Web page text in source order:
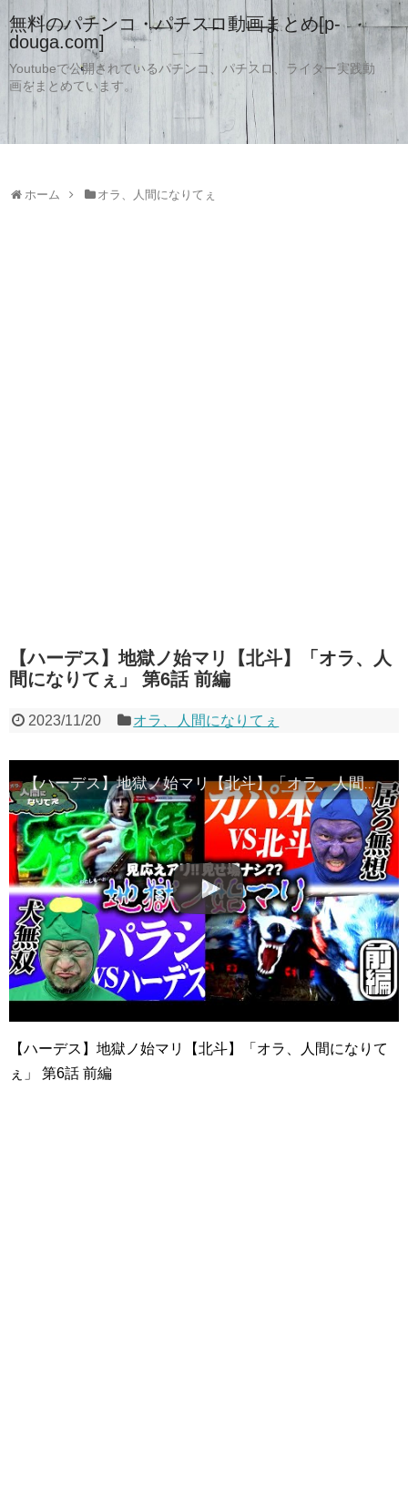
無料のパチンコ・パチスロ動画まとめ[p-
douga.com]
Youtubeで公開されているパチンコ、パチスロ、ライター実践動
画をまとめています。
ホーム オラ、人間になりてぇ
【ハーデス】地獄ノ始マリ【北斗】「オラ、人
間になりてぇ」 第6話 前編
2023/11/20 オラ、人間になりてぇ
【ハーデス】地獄ノ始マリ【北斗】「オラ、人間になりてぇ」 第6話 前編 #嵐 #松本バッチ #1万ゲーム #ハーデス #スマスロ北斗
【ハーデス】地獄ノ始マリ【北斗】「オラ、人間になりて
ぇ」 第6話 前編